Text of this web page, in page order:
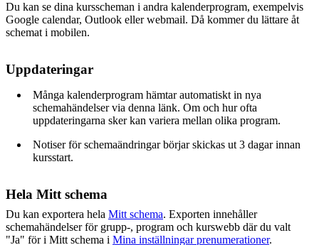
Du kan se dina kursscheman i andra kalenderprogram, exempelvis
Google calendar, Outlook eller webmail. Då kommer du lättare åt
schemat i mobilen.
Uppdateringar
Många kalenderprogram hämtar automatiskt in nya
schemahändelser via denna länk. Om och hur ofta
uppdateringarna sker kan variera mellan olika program.
Notiser för schemaändringar börjar skickas ut 3 dagar innan
kursstart.
Hela Mitt schema
Du kan exportera hela Mitt schema. Exporten innehåller
schemahändelser för grupp-, program och kurswebb där du valt
"Ja" för i Mitt schema i Mina inställningar prenumerationer.